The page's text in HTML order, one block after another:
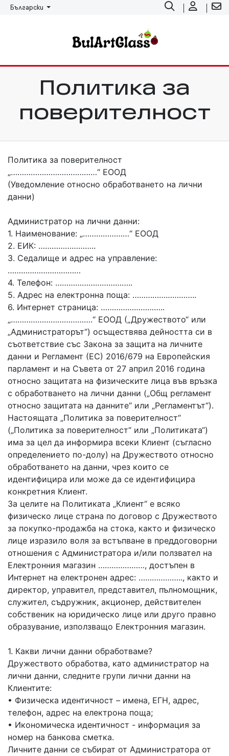
Български
Политика за
поверителност
Политика за поверителност
„…………………………………“ ЕООД
(Уведомление относно обработването на лични
данни)
Администратор на лични данни:
1. Наименование: „…………………“ ЕООД
2. ЕИК: ……………………..
3. Седалище и адрес на управление:
……………………………
4. Телефон: ……………………………..
5. Адрес на електронна поща: ………………………..
6. Интернет страница: ………………………..
„……………………………….“ ЕООД („Дружеството“ или
„Администраторът“) осъществява дейността си в
съответствие със Закона за защита на личните
данни и Регламент (ЕС) 2016/679 на Европейския
парламент и на Съвета от 27 април 2016 година
относно защитата на физическите лица във връзка
с обработването на лични данни („Общ регламент
относно защитата на данните“ или „Регламентът“).
Настоящата „Политика за поверителност“
(„Политика за поверителност“ или „Политиката“)
има за цел да информира всеки Клиент (съгласно
определението по-долу) на Дружеството относно
обработването на данни, чрез които се
идентифицира или може да се идентифицира
конкретния Клиент.
За целите на Политиката „Клиент“ е всяко
физическо лице страна по договор с Дружеството
за покупко-продажба на стока, както и физическо
лице изразило воля за встъпване в преддоговорни
отношения с Администратора и/или ползвател на
Електронния магазин …………………, достъпен в
Интернет на електронен адрес: ……………….., както и
директор, управител, представител, пълномощник,
служител, съдружник, акционер, действителен
собственик на юридическо лице или друго правно
образувание, използващо Електронния магазин.
1. Какви лични данни обработваме?
Дружеството обработва, като администратор на
лични данни, следните групи лични данни на
Клиентите:
• Физическа идентичност – имена, ЕГН, адрес,
телефон, адрес на електрона поща;
• Икономическа идентичност - информация за
номер на банкова сметка.
Личните данни се събират от Администратора от